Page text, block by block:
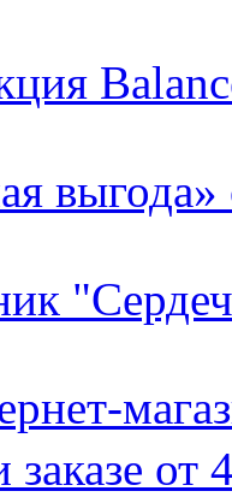
выгода»
заказе от